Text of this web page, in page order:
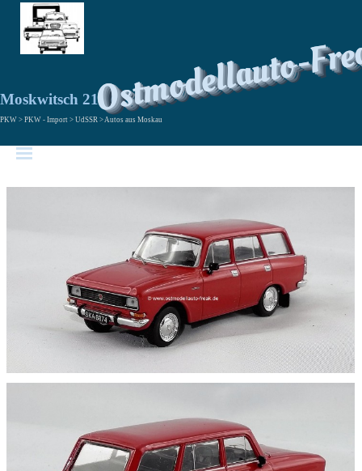
Ostmodellauto-
Moskwitsch 2137
PKW > PKW - Import > UdSSR > Autos aus Moskau